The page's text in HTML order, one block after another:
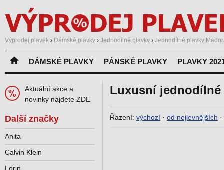
Výprodej plavek › Dámské plavky › Jednodílné plavky › Jednodílné plavky
DÁMSKÉ PLAVKY PÁNSKÉ PLAVKY PLAVKY
Luxusní jednodílné
Řazení: výchozí · od nejlevnějších ·
Aktuální akce a
novinky najdete ZDE
Další značky
Anita
Calvin Klein